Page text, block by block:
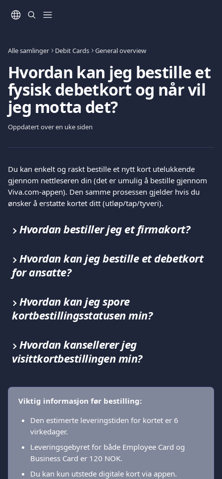
Alle samlinger Debit Cards General overview
Hvordan kan jeg bestille et
fysisk debetkort og når vil
jeg motta det?
Oppdatert over en uke siden
Du kan enkelt og raskt bestille et nytt kort utelukkende
gjennom nettleseren din (det er umulig å bestille gjennom
Viva.com-appen). Den samme prosessen gjelder hvis du
ønsker å erstatte kortet ditt (utløp/tap/tyveri).
Hvordan bestiller jeg et firmakort?
Hvordan kan jeg bestille et debetkort
for ansatte?
Hvordan kan jeg spore
kortbestillingsstatusen min?
Hvordan kansellerer jeg
visittkortbestillingen min?
Viktig informasjon før bestilling:
Den estimerte leveringstiden for kortet er 6
virkedager.
Leveringsgebyret for både Employee Card og
Business Card er 120 NOK.
Du kan kun utstede digitale kort via appen.